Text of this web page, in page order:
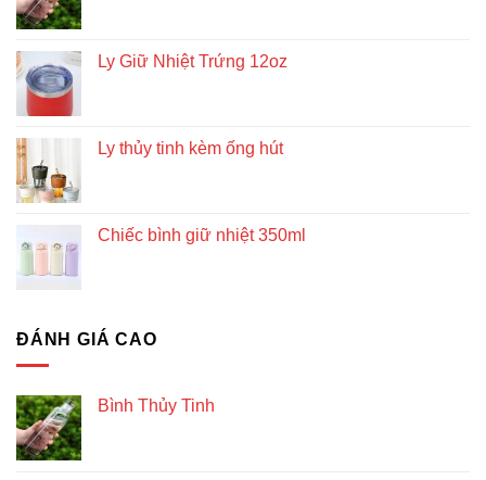
Ly Giữ Nhiệt Trứng 12oz
Ly thủy tinh kèm ống hút
Chiếc bình giữ nhiệt 350ml
ĐÁNH GIÁ CAO
Bình Thủy Tinh